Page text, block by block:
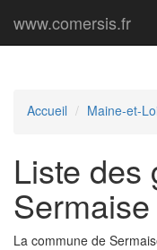
www.comersis.fr
Accueil Maine-et-
Liste des
Sermaise
La commune de